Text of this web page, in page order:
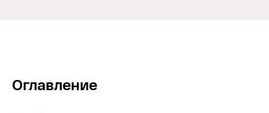
Оглавление